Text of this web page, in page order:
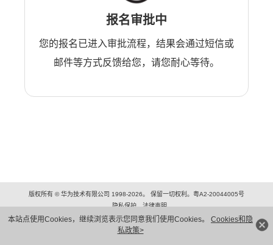
本站点使用Cookies，继续浏览表示您同意我们使用Cookies。 Cookies和隐
私政策>
报名审批中
您的报名已进入审批流程，结果会通过短信或
邮件等方式反馈给您，请您耐心等待。
版权所有 © 华为技术有限公司 1998-2026。 保留一切权利。粤A2-20044005号
隐私保护
法律声明